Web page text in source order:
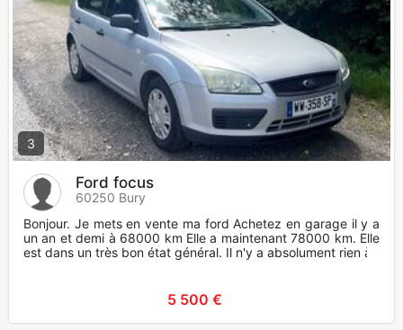
3
Ford focus
60250 Bury
Bonjour. Je mets en vente ma ford Achetez en garage il y a
un an et demi à 68000 km Elle a maintenant 78000 km. Elle
est dans un très bon état général. Il n'y a absolument rien à
5 500 €